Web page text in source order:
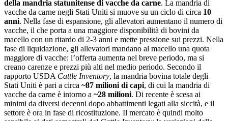
della mandria statunitense di vacche da carne. La mandria di
vacche da carne negli Stati Uniti si muove su un ciclo di circa 10
anni. Nella fase di espansione, gli allevatori aumentano il numero di
vacche, il che porta a una maggiore disponibilità di bovini da
macello con un ritardo di 2-3 anni e mette pressione sui prezzi. Nella
fase di liquidazione, gli allevatori mandano al macello una quota
maggiore di vacche: l’offerta aumenta nel breve periodo, ma si
creano carenze e prezzi più alti nel medio periodo. Secondo il
rapporto USDA Cattle Inventory, la mandria bovina totale degli
Stati Uniti è pari a circa ~87 milioni di capi, di cui la mandria di
vacche da carne è intorno a ~28 milioni. Di recente è scesa ai
minimi da diversi decenni dopo abbattimenti legati alla siccità, e il
settore è ora in fase di ricostituzione. Il mercato è quindi molto